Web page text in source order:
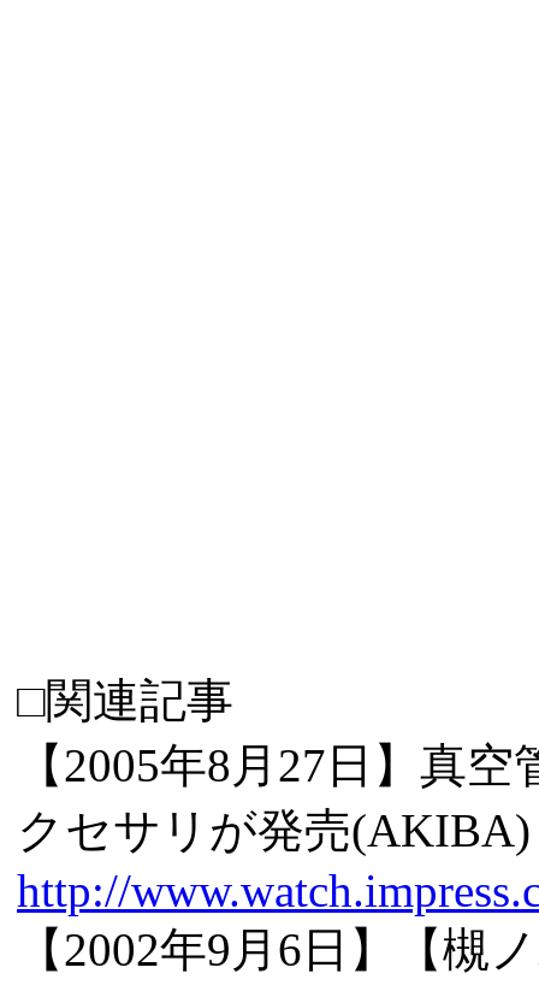
□関連記事
【2005年8月27日】真
クセサリが発売(AKIBA)
http://
【2002年9月6日】【槻